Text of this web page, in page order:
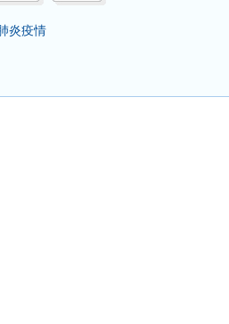
炎疫情